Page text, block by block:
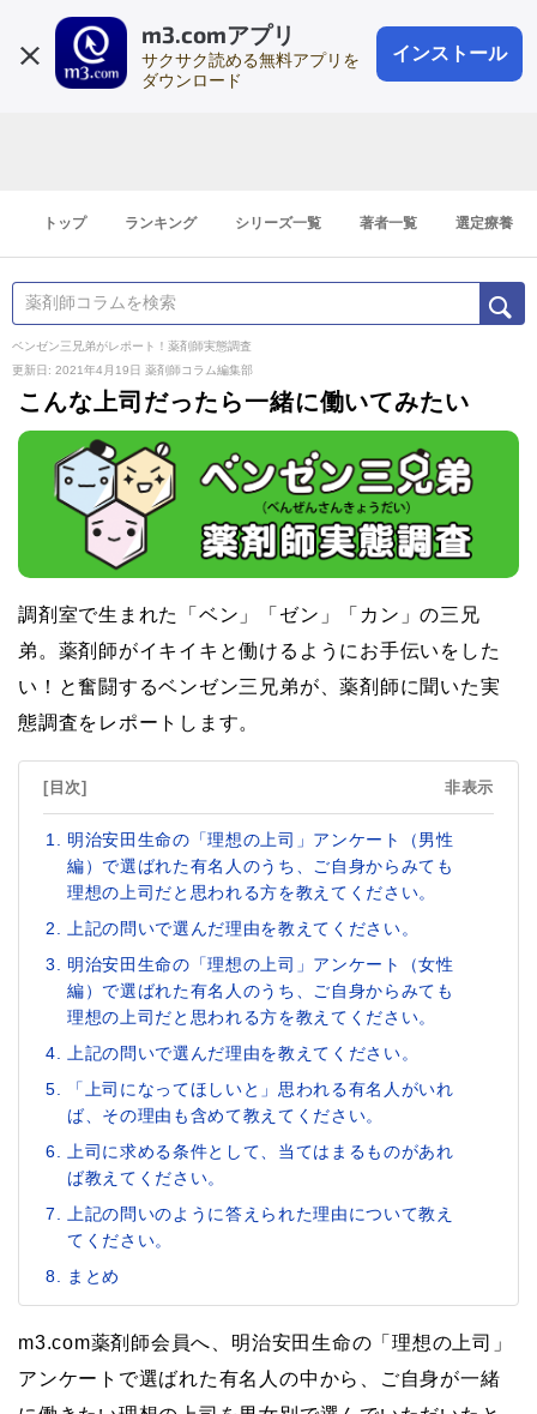
m3.comアプリ
サクサク読める無料アプリを
ダウンロード
インストール
会員登録
登録1分
トップ ランキング シリーズ一覧 著者一覧 選定療養
ベンゼン三兄弟がレポート！薬剤師実態調査
更新日: 2021年4月19日 薬剤師コラム編集部
こんな上司だったら一緒に働いてみたい
調剤室で生まれた「ベン」「ゼン」「カン」の三兄
弟。薬剤師がイキイキと働けるようにお手伝いをした
い！と奮闘するベンゼン三兄弟が、薬剤師に聞いた実
態調査をレポートします。
[目次] 非表示
明治安田生命の「理想の上司」アンケート（男性
編）で選ばれた有名人のうち、ご自身からみても
理想の上司だと思われる方を教えてください。
上記の問いで選んだ理由を教えてください。
明治安田生命の「理想の上司」アンケート（女性
編）で選ばれた有名人のうち、ご自身からみても
理想の上司だと思われる方を教えてください。
上記の問いで選んだ理由を教えてください。
「上司になってほしいと」思われる有名人がいれ
ば、その理由も含めて教えてください。
上司に求める条件として、当てはまるものがあれ
ば教えてください。
上記の問いのように答えられた理由について教え
てください。
まとめ
m3.com薬剤師会員へ、明治安田生命の「理想の上司」
アンケートで選ばれた有名人の中から、ご自身が一緒